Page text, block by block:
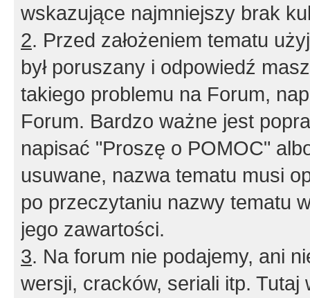
wskazujące najmniejszy brak
2. Przed założeniem tematu
był poruszany i odpowiedź
takiego problemu na Forum,
Forum. Bardzo ważne jest
napisać "Proszę o POMOC"
usuwane, nazwa tematu musi
po przeczytaniu nazwy tematu
jego zawartości.
3. Na forum nie podajemy, ani
wersji, cracków, seriali itp. Tutaj